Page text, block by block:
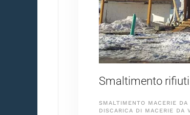
Smaltimento
SMALTIMENTO MACERIE
DISCARICA DI MACERIE DA